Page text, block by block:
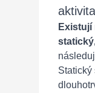
Existují
Statický